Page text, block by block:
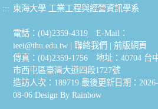
::: 東海大學 工業工程與
電話：(04)2359-4319 E-Mail：
ieei@thu.edu.tw | 聯絡我們 |前版網頁
傳真：(04)2359-1756 地址：40704 台
市西屯區臺灣大道四段1727號
造訪人次：189719 最後更新日期：2026-
08-06 Design ByRainbow